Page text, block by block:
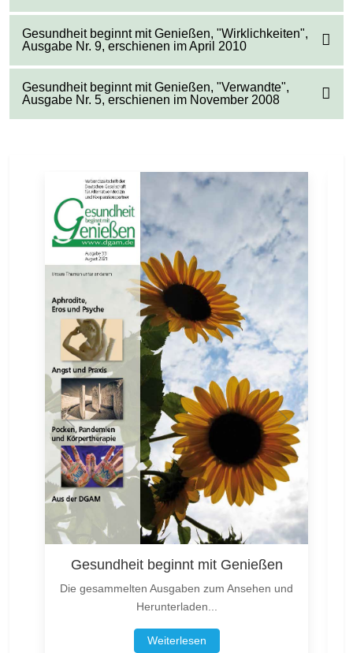
Gesundheit beginnt mit Genießen, "Wirklichkeiten",
Ausgabe Nr. 9, erschienen im April 2010
Gesundheit beginnt mit Genießen, "Verwandte",
Ausgabe Nr. 5, erschienen im November 2008
Gesundheit beginnt mit Genießen
Die gesammelten Ausgaben zum Ansehen und
Herunterladen...
Weiterlesen